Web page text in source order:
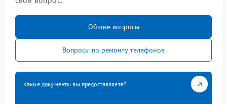
Общие вопросы
Вопросы по ремонту телефонов
Какие документы вы предоставляете?